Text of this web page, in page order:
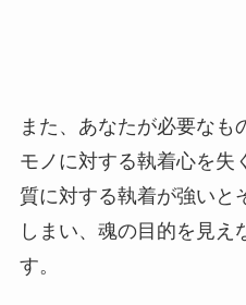
また、あなたが必要なも
モノに対する執着心を失
質に対する執着が強いと
しまい、魂の目的を見え
す。